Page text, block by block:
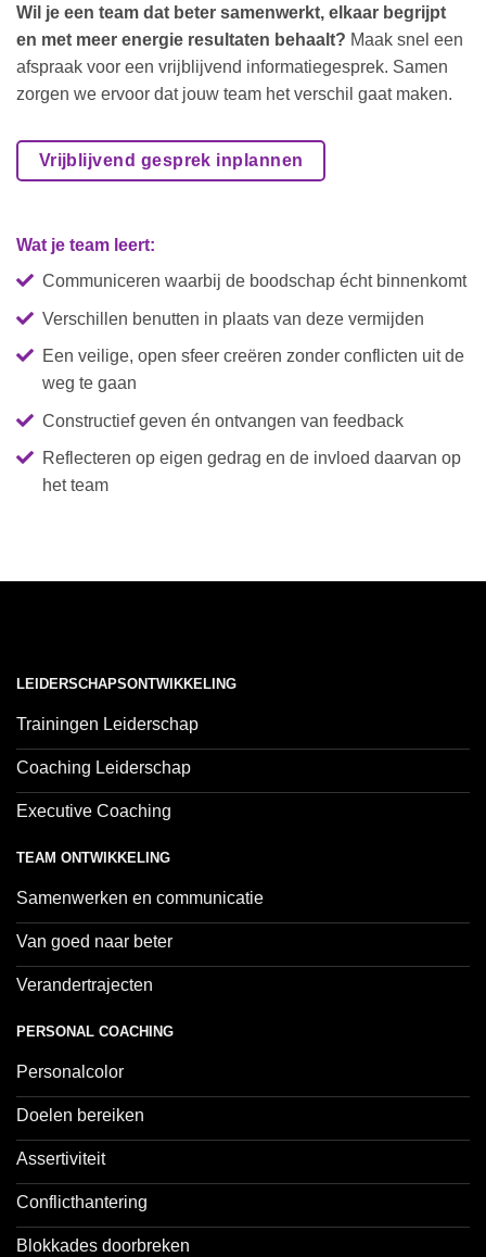
Wil je een team dat beter samenwerkt, elkaar begrijpt
en met meer energie resultaten behaalt? Maak snel een
afspraak voor een vrijblijvend informatiegesprek. Samen
zorgen we ervoor dat jouw team het verschil gaat maken.
Vrijblijvend gesprek inplannen
Wat je team leert:
Communiceren waarbij de boodschap écht binnenkomt
Verschillen benutten in plaats van deze vermijden
Een veilige, open sfeer creëren zonder conflicten uit de
weg te gaan
Constructief geven én ontvangen van feedback
Reflecteren op eigen gedrag en de invloed daarvan op
het team
LEIDERSCHAPSONTWIKKELING
Trainingen Leiderschap
Coaching Leiderschap
Executive Coaching
TEAM ONTWIKKELING
Samenwerken en communicatie
Van goed naar beter
Verandertrajecten
PERSONAL COACHING
Personalcolor
Doelen bereiken
Assertiviteit
Conflicthantering
Blokkades doorbreken